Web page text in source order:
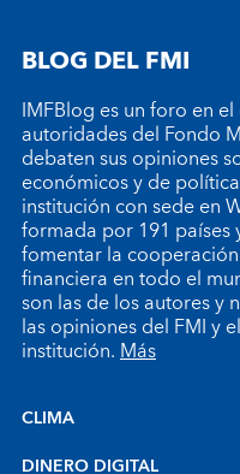
BLOG DEL FMI
IMFBlog es un foro en
autoridades del Fondo
debaten sus opiniones
económicos y de
institución con sede en
formada por 191 países
fomentar la
financiera en todo el
son las de los autores y
las opiniones del FMI y
institución.Más
CLIMA
DINERO DIGITAL